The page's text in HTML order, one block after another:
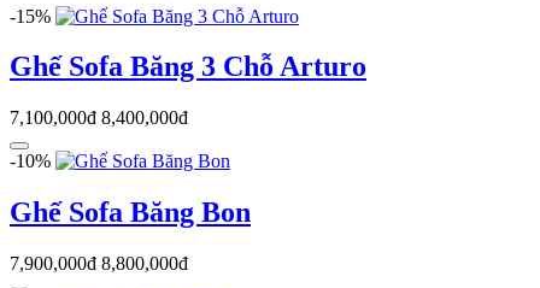
-15%
Ghế Sofa Băng 3 Chỗ Arturo
7,100,000đ 8,400,000đ
-10%
Ghế Sofa Băng Bon
7,900,000đ 8,800,000đ